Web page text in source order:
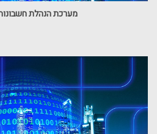
מערכת הנהלת